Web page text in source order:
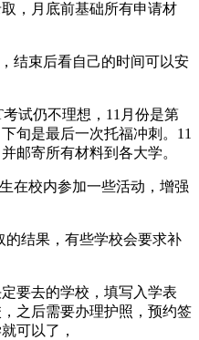
，月底前基础所有申请材
束后看自己的时间可以安
试仍不理想，11月份是第
旬是最后一次托福冲刺。11
邮寄所有材料到各大学。
校内参加一些活动，增强
结果，有些学校会要求补
去的学校，填写入学表
之后需要办理护照，预约签
可以了，